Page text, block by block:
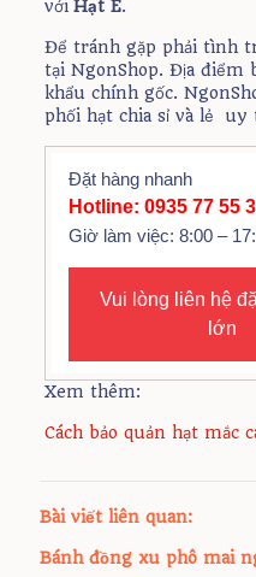
với Hạt É.
Để tránh gặp phải tình
tại NgonShop. Địa điểm
khẩu chính gốc.
phối hạt chia sỉ và lẻ uy
Đặt hàng nhanh
Hotline:0935 77 55
Giờ làm việc: 8:00 –
Vui lòng liên hệ
lớn
Xem thêm:
Cách bảo quản hạt mắc
Bài viết liên quan:
Bánh đồng xu phô mai